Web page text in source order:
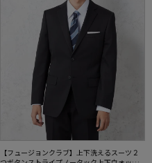
【フュージョンクラブ】上下洗えるスーツ２